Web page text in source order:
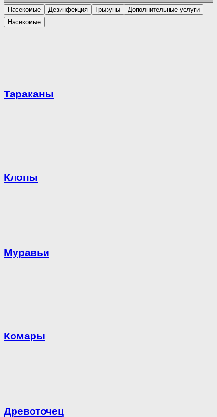
Насекомые Дезинфекция Грызуны
Дополнительные услуги
Насекомые
Тараканы
Клопы
Муравьи
Комары
Древоточец